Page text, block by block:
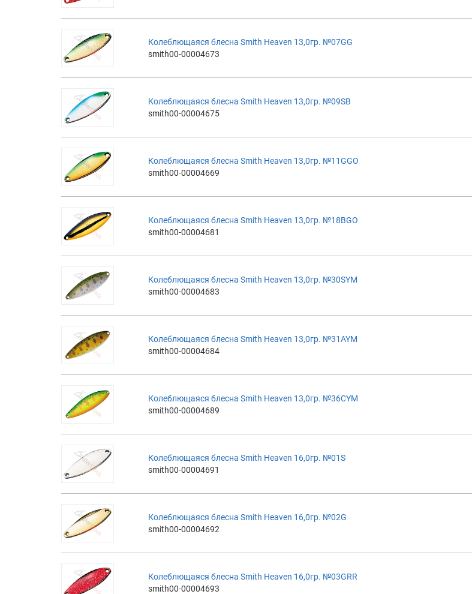
Колеблющаяся блесна Smith Heaven 13,0гр. №07GG
smith00-00004673
Колеблющаяся блесна Smith Heaven 13,0гр. №09SB
smith00-00004675
Колеблющаяся блесна Smith Heaven 13,0гр. №11GGO
smith00-00004669
Колеблющаяся блесна Smith Heaven 13,0гр. №18BGO
smith00-00004681
Колеблющаяся блесна Smith Heaven 13,0гр. №30SYM
smith00-00004683
Колеблющаяся блесна Smith Heaven 13,0гр. №31AYM
smith00-00004684
Колеблющаяся блесна Smith Heaven 13,0гр. №36CYM
smith00-00004689
Колеблющаяся блесна Smith Heaven 16,0гр. №01S
smith00-00004691
Колеблющаяся блесна Smith Heaven 16,0гр. №02G
smith00-00004692
Колеблющаяся блесна Smith Heaven 16,0гр. №03GRR
smith00-00004693